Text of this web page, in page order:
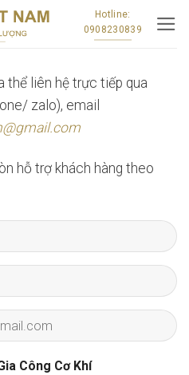
Hotline:
0908230839
thể liên hệ trực tiếp qua
zalo), email
hỗ trợ khách hàng theo
Công Cơ Khí